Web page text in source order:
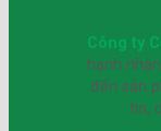
Công ty
hạnh
đến sản
tin,